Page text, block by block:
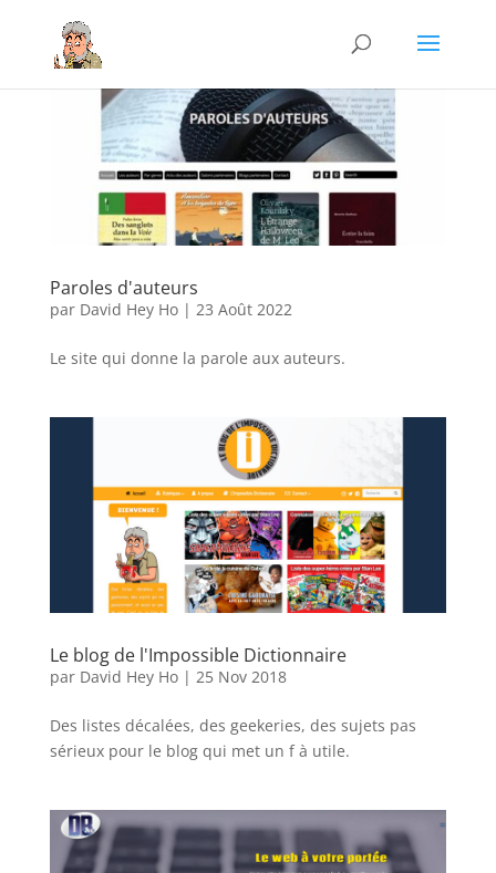
Paroles d'auteurs
par David Hey Ho| 23 Août 2022
Le site qui donne la parole aux auteurs.
Le blog de l'Impossible Dictionnaire
par David Hey Ho| 25 Nov 2018
Des listes décalées, des geekeries, des sujets pas
sérieux pour le blog qui met un f à utile.